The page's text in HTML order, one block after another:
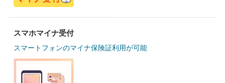
スマホマイナ受付
スマートフォンのマイナ保険証利用が可能